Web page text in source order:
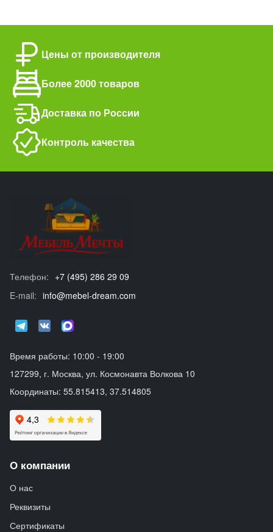
Цены от производителя
Более 2000 товаров
Доставка по России
Контроль качества
Телефон: +7 (495) 286 29 09
E-mail: info@mebel-dream.com
Время работы: 10:00 - 19:00
127299, г. Москва, ул. Космонавта Волкова 10
Координаты: 55.815413, 37.514805
О компании
О нас
Реквизиты
Сертификаты